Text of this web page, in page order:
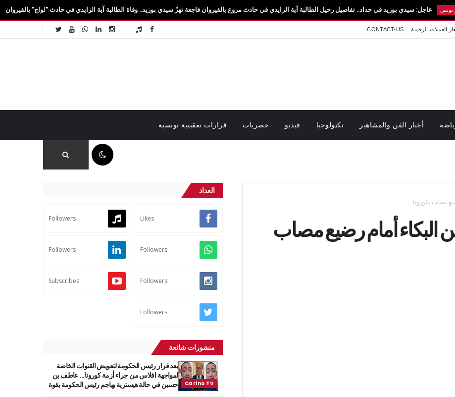
سيدي بوزيد في حداد.. تفاصيل رحيل الطالبة آية الزايدي في حادث مروع بالقيروان فاجعة تهزّ سيدي بوزيد.. وفاة الطالبة آية الزايدي في حادث "لواج" بالقيروان ومصرع 3 آخرين
العملات الرقمية CONTACT-US
أخبار الفن والمشاهير تكنولوجيا فيديو حصريات قرارات تعقيبية تونسية
مصاب بكورونا
البكاء أمام رضيع مصاب
العداد
Likes
Followers
Followers
Followers
Followers
Subscribes
Followers
منشورات شائعة
بعد قرار رئيس الحكومة لتعويض القنوات الخاصة
لمواجهة افلاس من جراء أزمة كورونا... عاطف بن
حسين في حالة هيسترية يهاجم رئيس الحكومة بقوة